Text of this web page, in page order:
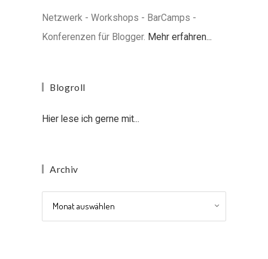
Netzwerk - Workshops - BarCamps -
Konferenzen für Blogger. Mehr erfahren...
Blogroll
Hier lese ich gerne mit...
Archiv